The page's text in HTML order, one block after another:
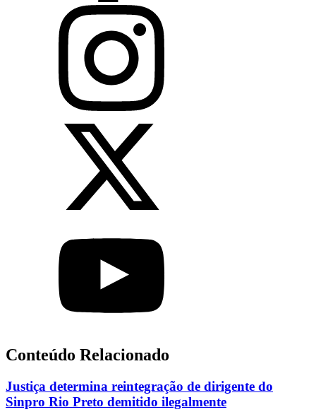
Conteúdo Relacionado
Justiça determina reintegração de dirigente do
Sinpro Rio Preto demitido ilegalmente